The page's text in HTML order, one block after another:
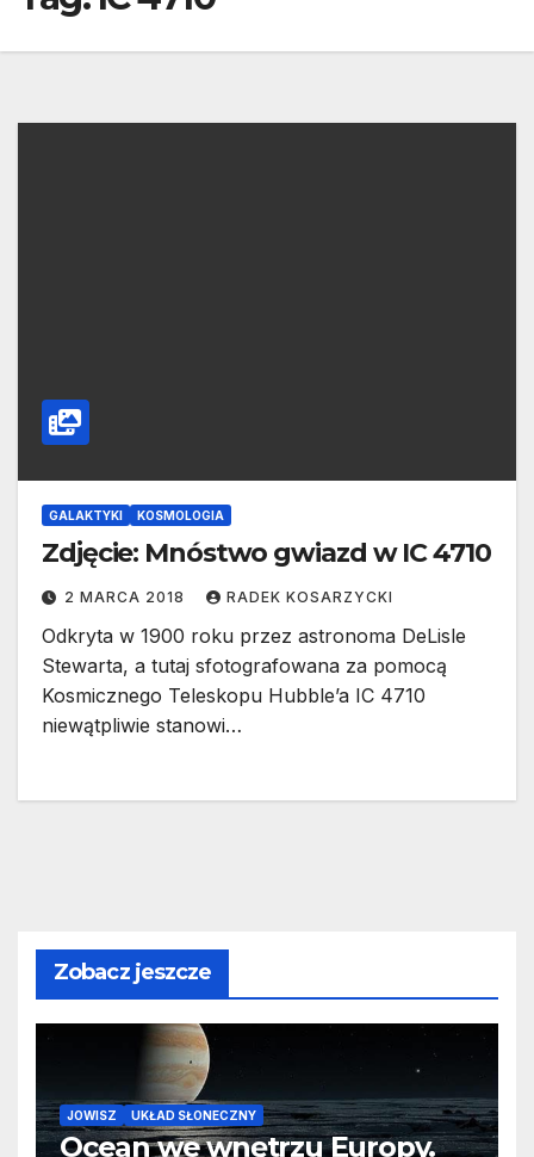
GALAKTYKI KOSMOLOGIA
Zdjęcie: Mnóstwo gwiazd w IC 4710
2 MARCA 2018 RADEK KOSARZYCKI
Odkryta w 1900 roku przez astronoma DeLisle
Stewarta, a tutaj sfotografowana za pomocą
Kosmicznego Teleskopu Hubble’a IC 4710
niewątpliwie stanowi…
Zobacz jeszcze
JOWISZ UKŁAD SŁONECZNY
Ocean we wnętrzu Europy.